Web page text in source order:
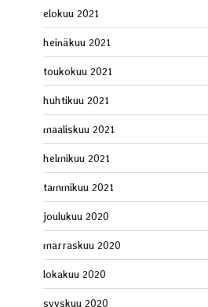
elokuu 2021
heinäkuu 2021
toukokuu 2021
huhtikuu 2021
maaliskuu 2021
helmikuu 2021
tammikuu 2021
joulukuu 2020
marraskuu 2020
lokakuu 2020
syyskuu 2020